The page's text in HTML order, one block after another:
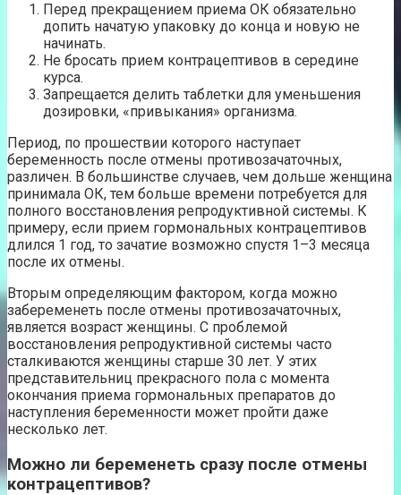
Перед прекращением приема ОК обязательно
допить начатую упаковку до конца и новую не
начинать.
Не бросать прием контрацептивов в середине
курса.
Запрещается делить таблетки для уменьшения
дозировки, «привыкания» организма.
Период, по прошествии которого наступает
беременность после отмены противозачаточных,
различен. В большинстве случаев, чем дольше женщина
принимала ОК, тем больше времени потребуется для
полного восстановления репродуктивной системы. К
примеру, если прием гормональных контрацептивов
длился 1 год, то зачатие возможно спустя 1–3 месяца
после их отмены.
Вторым определяющим фактором, когда можно
забеременеть после отмены противозачаточных,
является возраст женщины. С проблемой
восстановления репродуктивной системы часто
сталкиваются женщины старше 30 лет. У этих
представительниц прекрасного пола с момента
окончания приема гормональных препаратов до
наступления беременности может пройти даже
несколько лет.
Можно ли беременеть сразу после отмены
контрацептивов?